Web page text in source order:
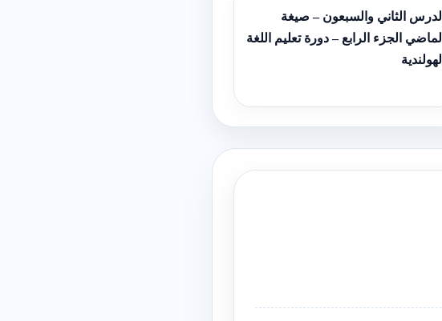
الدرس الثاني والسبعون – صيغة
الماضي ‬الجزء الرابع – ‫‫دورة تعليم اللغة
الهولندية